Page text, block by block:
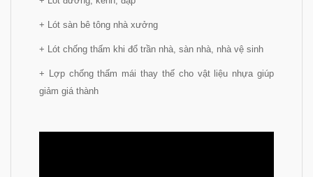
+ Lót sàn bê tông nhà xưởng
+ Lót chống thấm khi đổ trần nhà, sàn nhà, nhà vệ sinh
+ Lợp chống thấm mái thay thế cho vật liệu nhựa giúp
giảm giá thành